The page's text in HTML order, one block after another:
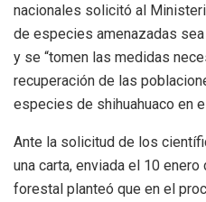
nacionales solicitó al
de especies amenazadas
y se “tomen las medidas
recuperación de las
especies de shihuahuaco en
Ante la solicitud de los
una carta, enviada el 10
forestal planteó que en el